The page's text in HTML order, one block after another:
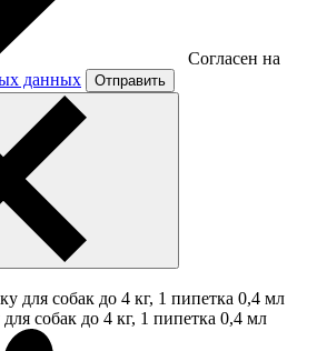
Согласен на
данных Отправить
собак до 4 кг, 1 пипетка 0,4 мл